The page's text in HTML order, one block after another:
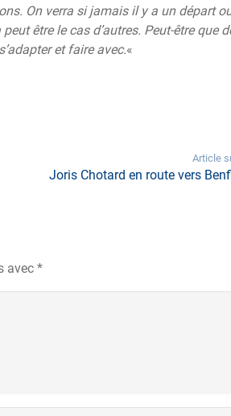
On verra si jamais il y a un départ
être le cas d’autres. Peut-être que
et faire avec.«
Article
Joris Chotard en route vers
avec *